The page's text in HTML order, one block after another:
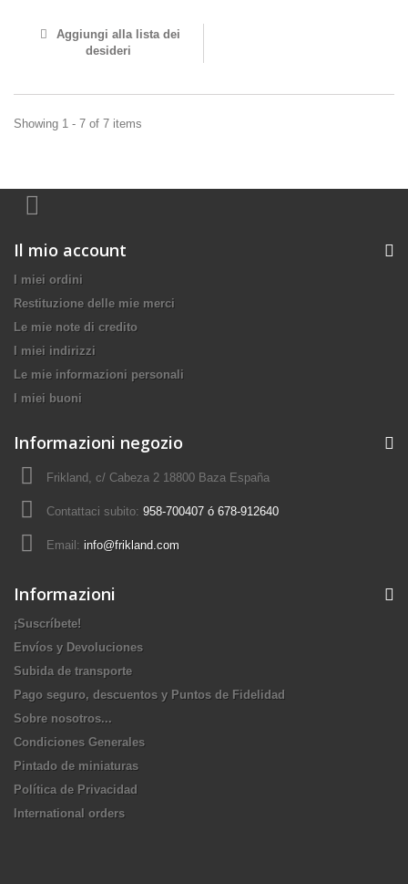
Aggiungi alla lista dei
desideri
Showing 1 - 7 of 7 items
Il mio account
I miei ordini
Restituzione delle mie merci
Le mie note di credito
I miei indirizzi
Le mie informazioni personali
I miei buoni
Informazioni negozio
Frikland, c/ Cabeza 2 18800 Baza España
Contattaci subito: 958-700407 ó 678-912640
Email: info@frikland.com
Informazioni
¡Suscríbete!
Envíos y Devoluciones
Subida de transporte
Pago seguro, descuentos y Puntos de Fidelidad
Sobre nosotros...
Condiciones Generales
Pintado de miniaturas
Política de Privacidad
International orders